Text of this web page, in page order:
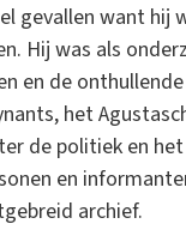
gevallen want hij
Hij was als
en de
het
de politiek en
en
archief.